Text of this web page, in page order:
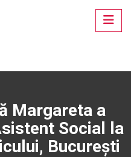
Margareta a
Social la
București